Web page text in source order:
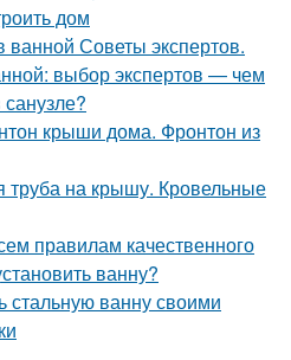
дом
ванной Советы экспертов.
выбор экспертов — чем
крыши дома. Фронтон из
труба на крышу. Кровельные
правилам качественного
ванну?
стальную ванну своими